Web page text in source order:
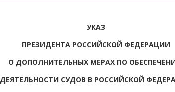
УКАЗ
ПРЕЗИДЕНТА РОССИЙСКОЙ ФЕДЕРАЦИИ
О ДОПОЛНИТЕЛЬНЫХ МЕРАХ ПО
ДЕЯТЕЛЬНОСТИ СУДОВ В РОССИЙСКОЙ